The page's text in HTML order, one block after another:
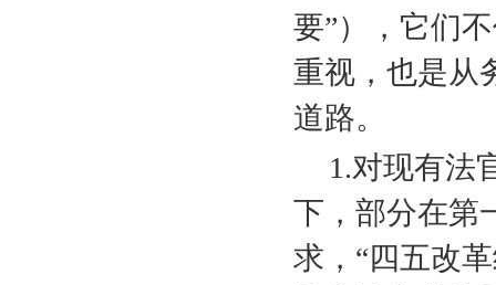
要”），它们
重视，也是从
道路。
1.对现有法
下，部分在第
求，“四五改